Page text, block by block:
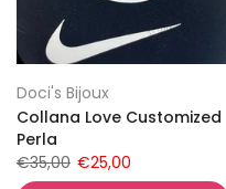
Doci's Bijoux
Collana Love Customized
Perla
€35,00 €25,00